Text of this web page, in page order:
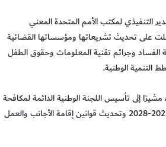
التنفيذي لمكتب الأمم المتحدة المعني
على تحديث تشريعاتها ومؤسساتها القضائية
الفساد وجرائم تقنية المعلومات وحقوق الطفل
إلى تأسيس اللجنة الوطنية الدائمة لمكافحة
الاتجار بالأشخاص وتهريب المهاجرين وإطلاق الاستراتيجية الوطنية للفترة 2025-2028 وتحديث قوانين إقامة الأجانب والعمل